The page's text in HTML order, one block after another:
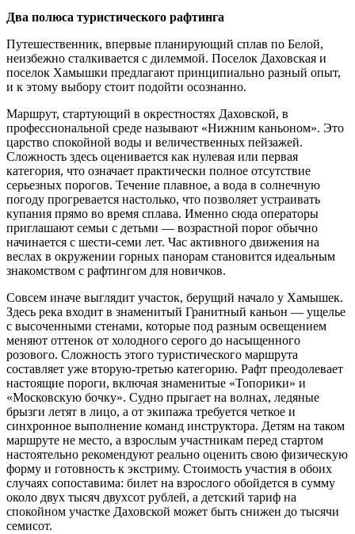
Два полюса туристического рафтинга
Путешественник, впервые планирующий сплав по Белой,
неизбежно сталкивается с дилеммой. Поселок Даховская и
поселок Хамышки предлагают принципиально разный опыт,
и к этому выбору стоит подойти осознанно.
Маршрут, стартующий в окрестностях Даховской, в
профессиональной среде называют «Нижним каньоном». Это
царство спокойной воды и величественных пейзажей.
Сложность здесь оценивается как нулевая или первая
категория, что означает практически полное отсутствие
серьезных порогов. Течение плавное, а вода в солнечную
погоду прогревается настолько, что позволяет устраивать
купания прямо во время сплава. Именно сюда операторы
приглашают семьи с детьми — возрастной порог обычно
начинается с шести-семи лет. Час активного движения на
веслах в окружении горных панорам становится идеальным
знакомством с рафтингом для новичков.
Совсем иначе выглядит участок, берущий начало у Хамышек.
Здесь река входит в знаменитый Гранитный каньон — ущелье
с высоченными стенами, которые под разным освещением
меняют оттенок от холодного серого до насыщенного
розового. Сложность этого туристического маршрута
составляет уже вторую-третью категорию. Рафт преодолевает
настоящие пороги, включая знаменитые «Топорики» и
«Московскую бочку». Судно прыгает на волнах, ледяные
брызги летят в лицо, а от экипажа требуется четкое и
синхронное выполнение команд инструктора. Детям на таком
маршруте не место, а взрослым участникам перед стартом
настоятельно рекомендуют реально оценить свою физическую
форму и готовность к экстриму. Стоимость участия в обоих
случаях сопоставима: билет на взрослого обойдется в сумму
около двух тысяч двухсот рублей, а детский тариф на
спокойном участке Даховской может быть снижен до тысячи
семисот.